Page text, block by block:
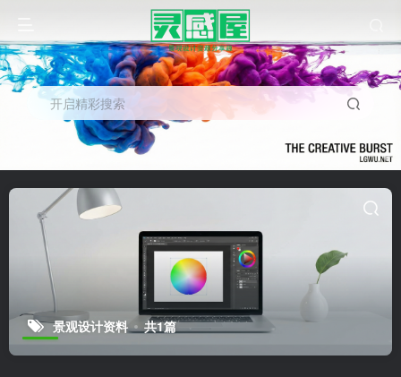
开启精彩搜索
景观设计资料 共1篇